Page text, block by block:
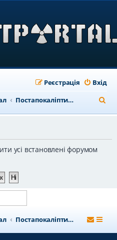
Вхід
Реєстрація
Постапокаліптичний форум
о
усі встановлені форумом
Постапокаліптичний форум